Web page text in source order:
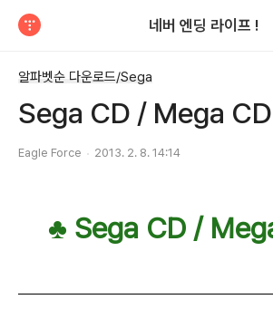
네버 엔딩 라이프 !
알파벳순 다운로드/Sega
Sega CD / Mega
Eagle Force 2013. 2. 8. 14:14
♣ Sega CD /